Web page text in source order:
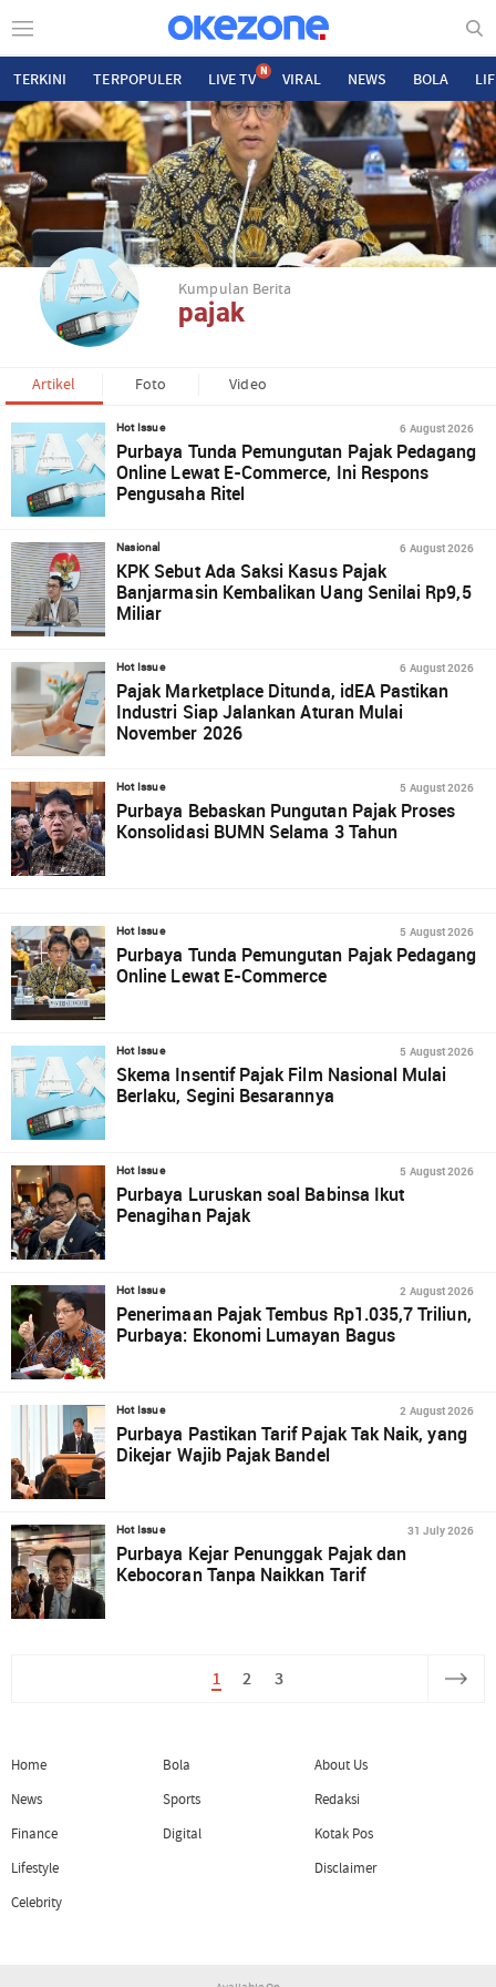
TERKINI TERPOPULER LIVE TV N VIRAL NEWS BOLA
Kumpulan Berita
pajak
Artikel Foto Video
Hot Issue 6 August 2026
Purbaya Tunda Pemungutan Pajak Pedagang
Online Lewat E-Commerce, Ini Respons
Pengusaha Ritel
Nasional 6 August 2026
KPK Sebut Ada Saksi Kasus Pajak
Banjarmasin Kembalikan Uang Senilai Rp9,5
Miliar
Hot Issue 6 August 2026
Pajak Marketplace Ditunda, idEA Pastikan
Industri Siap Jalankan Aturan Mulai
November 2026
Hot Issue 5 August 2026
Purbaya Bebaskan Pungutan Pajak Proses
Konsolidasi BUMN Selama 3 Tahun
Hot Issue 5 August 2026
Purbaya Tunda Pemungutan Pajak Pedagang
Online Lewat E-Commerce
Hot Issue 5 August 2026
Skema Insentif Pajak Film Nasional Mulai
Berlaku, Segini Besarannya
Hot Issue 5 August 2026
Purbaya Luruskan soal Babinsa Ikut
Penagihan Pajak
Hot Issue 2 August 2026
Penerimaan Pajak Tembus Rp1.035,7 Triliun,
Purbaya: Ekonomi Lumayan Bagus
Hot Issue 2 August 2026
Purbaya Pastikan Tarif Pajak Tak Naik, yang
Dikejar Wajib Pajak Bandel
Hot Issue 31 July 2026
Purbaya Kejar Penunggak Pajak dan
Kebocoran Tanpa Naikkan Tarif
1 2 3
Home
News
Finance
Lifestyle
Celebrity
Bola
Sports
Digital
About Us
Redaksi
Kotak Pos
Disclaimer